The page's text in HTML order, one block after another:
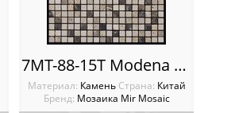
7MT-88-15T Modena Emperador MIX
Материал: Камень Cтрана: Китай
Бренд: Мозаика Mir Mosaic